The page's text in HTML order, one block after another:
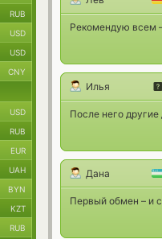
Рекомендую всем
Илья
После него
Дана
Первый обмен – и
RUB
USD
USD
CNY
USD
RUB
EUR
UAH
BYN
KZT
RUB